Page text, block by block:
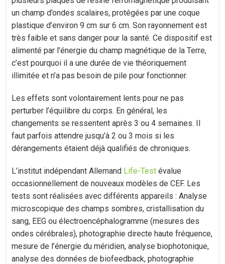
un champ d’ondes scalaires, protégées par une coque
plastique d’environ 9 cm sur 6 cm. Son rayonnement est
très faible et sans danger pour la santé. Ce dispositif est
alimenté par l’énergie du champ magnétique de la Terre,
c’est pourquoi il a une durée de vie théoriquement
illimitée et n’a pas besoin de pile pour fonctionner.
Les effets sont volontairement lents pour ne pas
perturber l’équilibre du corps. En général, les
changements se ressentent après 3 ou 4 semaines. Il
faut parfois attendre jusqu’à 2 ou 3 mois si les
dérangements étaient déjà qualifiés de chroniques.
L’institut indépendant Allemand Life-Test évalue
occasionnellement de nouveaux modèles de CEF. Les
tests sont réalisées avec différents appareils : Analyse
microscopique des champs sombres, cristallisation du
sang, EEG ou électroencéphalogramme (mesures des
ondes cérébrales), photographie directe haute fréquence,
mesure de l’énergie du méridien, analyse biophotonique,
analyse des données de biofeedback, photographie